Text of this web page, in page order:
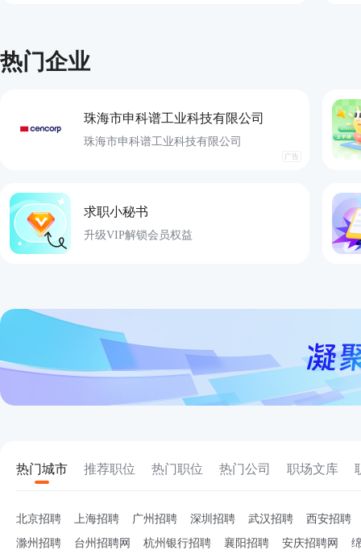
热门企业
珠海市申科谱工业科技有限公司
珠海市申科谱工业科技有限公司
广告
求职小秘书
升级VIP解锁会员权益
热门城市 推荐职位 热门职位 热门公司 职场文库
北京招聘 上海招聘 广州招聘 深圳招聘 武汉招聘
西安招聘
滁州招聘
台州招聘网 杭州银行招聘 襄阳招聘 安庆招聘网